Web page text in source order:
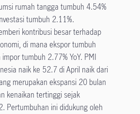
rumah tangga tumbuh 4.54%
tumbuh 2.11%.
kontribusi besar terhadap
di mana ekspor tumbuh
tumbuh 2.77% YoY. PMI
naik ke 52.7 di April naik dari
merupakan ekspansi 20 bulan
kenaikan tertinggi sejak
Pertumbuhan ini didukung oleh